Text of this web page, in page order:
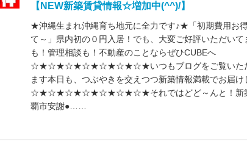
【NEW新築賃貸情報☆増加中(^^)/】
★沖縄生まれ沖縄育ち地元に全力です♪★「初期費用お
て～」県内初の０円入居！でも、大変ご好評いただいて
も！管理相談も！不動産のことならぜひCUBEへ
☆★☆★☆★☆★☆★☆★☆★いつもブログをご覧いただ
ます本日も、つぶやきを交えつつ新築情報満載でお届け
☆★☆★☆★☆★☆★☆★☆★それではどど～んと！新築
覇市安謝●……